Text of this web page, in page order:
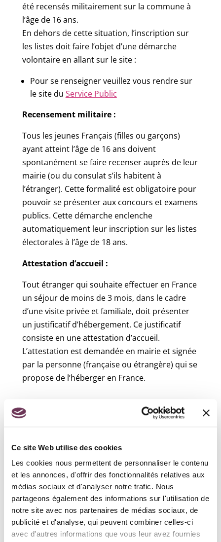
Ce site Web utilise des cookies
Les cookies nous permettent de personnaliser le contenu
et les annonces, d'offrir des fonctionnalités relatives aux
médias sociaux et d'analyser notre trafic. Nous
partageons également des informations sur l'utilisation de
notre site avec nos partenaires de médias sociaux, de
publicité et d'analyse, qui peuvent combiner celles-ci
avec d'autres informations que vous leur avez fournies
été recensés militairement sur la commune à
l’âge de 16 ans.
En dehors de cette situation, l’inscription sur
les listes doit faire l’objet d’une démarche
volontaire en allant sur le site :
Pour se renseigner veuillez vous rendre sur
le site du Service Public
Recensement militaire :
Tous les jeunes Français (filles ou garçons)
ayant atteint l’âge de 16 ans doivent
spontanément se faire recenser auprès de leur
mairie (ou du consulat s’ils habitent à
l’étranger). Cette formalité est obligatoire pour
pouvoir se présenter aux concours et examens
publics. Cette démarche enclenche
automatiquement leur inscription sur les listes
électorales à l’âge de 18 ans.
Attestation d’accueil :
Tout étranger qui souhaite effectuer en France
un séjour de moins de 3 mois, dans le cadre
d’une visite privée et familiale, doit présenter
un justificatif d’hébergement. Ce justificatif
consiste en une attestation d’accueil.
L’attestation est demandée en mairie et signée
par la personne (française ou étrangère) qui se
propose de l’héberger en France.
Recensement militaire :
Accueil particuliers > Social - Santé> Affiliation à la
sécurité sociale (assurance maladie) >
que la protection universelle maladie (Puma) ?